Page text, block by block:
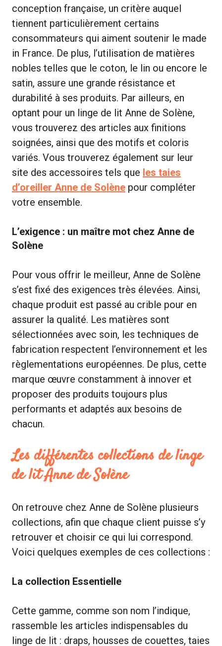
conception française, un critère auquel
tiennent particulièrement certains
consommateurs qui aiment soutenir le made
in France. De plus, l’utilisation de matières
nobles telles que le coton, le lin ou encore le
satin, assure une grande résistance et
durabilité à ses produits. Par ailleurs, en
optant pour un linge de lit Anne de Solène,
vous trouverez des articles aux finitions
soignées, ainsi que des motifs et coloris
variés. Vous trouverez également sur leur
site des accessoires tels que les taies
d’oreiller Anne de Solène pour compléter
votre ensemble.
L’exigence : un maître mot chez Anne de
Solène
Pour vous offrir le meilleur, Anne de Solène
s’est fixé des exigences très élevées. Ainsi,
chaque produit est passé au crible pour en
assurer la qualité. Les matières sont
sélectionnées avec soin, les techniques de
fabrication respectent l’environnement et les
règlementations européennes. De plus, cette
marque œuvre constamment à innover et
proposer des produits toujours plus
performants et adaptés aux besoins de
chacun.
Les différentes collections de linge
de lit Anne de Solène
On retrouve chez Anne de Solène plusieurs
collections, afin que chaque client puisse s’y
retrouver et choisir ce qui lui correspond.
Voici quelques exemples de ces collections :
La collection Essentielle
Cette gamme, comme son nom l’indique,
rassemble les articles indispensables du
linge de lit : draps, housses de couettes, taies